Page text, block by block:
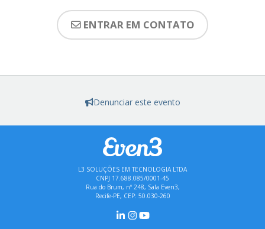
ENTRAR EM CONTATO
Denunciar este evento
L3 SOLUÇÕES EM TECNOLOGIA LTDA
CNPJ 17.688.085/0001-45
Rua do Brum, nº 248, Sala Even3,
Recife-PE, CEP: 50.030-260